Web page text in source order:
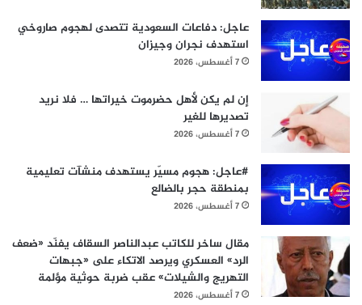
عاجل: دفاعات السعودية تتصدى لهجوم صاروخي
استهدف نجران وجيزان
7 أغسطس، 2026
إن لم يكن لأهل حضرموت خيراتها … فلا نريد
تصديرها للغير
7 أغسطس، 2026
#عاجل: هجوم مسيّر يستهدف منشآت تعليمية
بمنطقة حجر بالضالع
7 أغسطس، 2026
مقال ساخر للكاتب عبدالناصر السقاف يفنّد «ضعف
الرد» العسكري ويرصد الاتكاء على «جبهات
التهريج والشيلات» عقب ضربة حوثية مؤلمة
7 أغسطس، 2026